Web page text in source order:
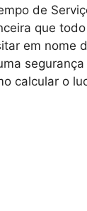
de
que
em nome
calcular o